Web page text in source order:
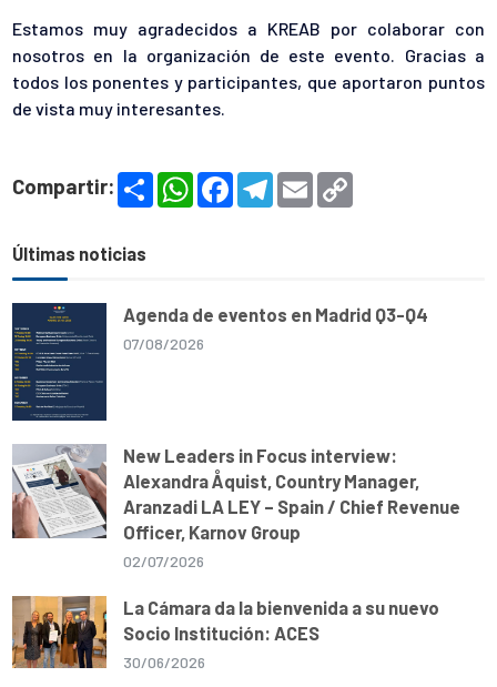
Estamos muy agradecidos a KREAB por colaborar con
nosotros en la organización de este evento. Gracias a
todos los ponentes y participantes, que aportaron puntos
de vista muy interesantes.
Compartir:
S
h
W
h
p
F
T
e
E
m
k
Últimas noticias
Agenda de eventos en Madrid Q3-Q4
07/08/2026
New Leaders in Focus interview:
Alexandra Åquist, Country Manager,
Aranzadi LA LEY – Spain / Chief Revenue
Officer, Karnov Group
02/07/2026
La Cámara da la bienvenida a su nuevo
Socio Institución: ACES
30/06/2026